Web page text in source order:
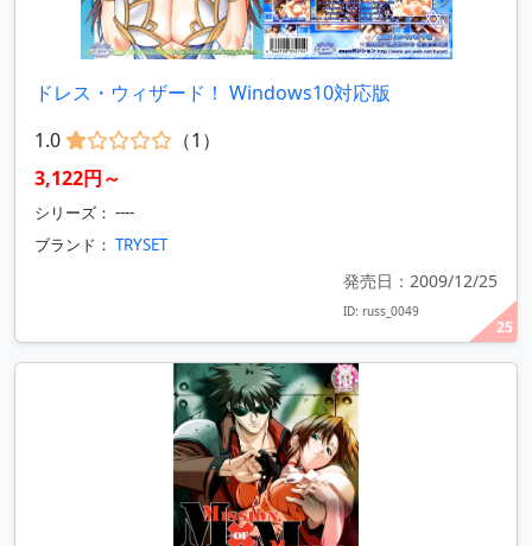
25
ドレス・ウィザード！ Windows10対応版
1.0
（1）
3,122円～
シリーズ： ----
ブランド： TRYSET
発売日：2009/12/25
ID: russ_0049